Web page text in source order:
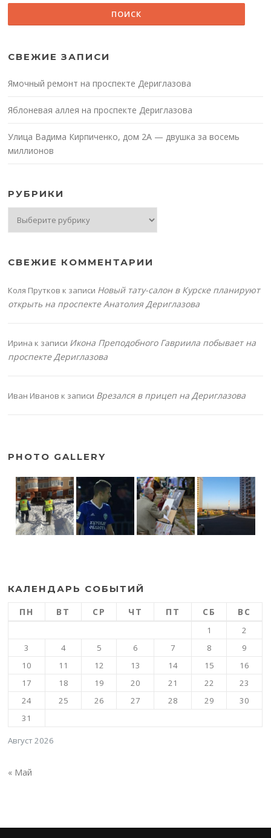
СВЕЖИЕ ЗАПИСИ
Ямочный ремонт на проспекте Дериглазова
Яблоневая аллея на проспекте Дериглазова
Улица Вадима Кирпиченко, дом 2А — двушка за восемь
миллионов
РУБРИКИ
СВЕЖИЕ КОММЕНТАРИИ
Коля Прутков к записи Новый тату-салон в Курске планируют
открыть на проспекте Анатолия Дериглазова
Ирина к записи Икона Преподобного Гавриила побывает на
проспекте Дериглазова
Иван Иванов к записи Врезался в прицеп на Дериглазова
PHOTO GALLERY
КАЛЕНДАРЬ СОБЫТИЙ
Август 2026
ПН ВТ СР ЧТ ПТ СБ ВС
1
2
3
4 5 6 7 8
9
10
11 12 13 14 15
16
17
18 19 20 21 22
23
24
25 26 27 28 29
30
31
« Май